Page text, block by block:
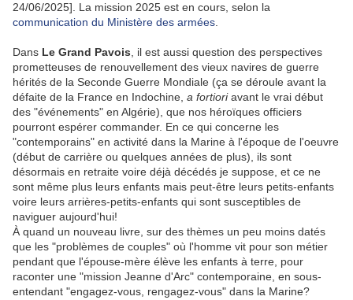
24/06/2025]. La mission 2025 est en cours, selon la
communication du Ministère des armées
Dans Le Grand Pavois , il est aussi question des perspectives
prometteuses de renouvellement des vieux navires de guerre
hérités de la Seconde Guerre Mondiale (ça se déroule avant la
défaite de la France en Indochine, a fortioriavant le vrai début
des "événements" en Algérie), que nos héroïques officiers
pourront espérer commander. En ce qui concerne les
"contemporains" en activité dans la Marine à l'époque de l'oeuvre
(début de carrière ou quelques années de plus), ils sont
désormais en retraite voire déjà décédés je suppose, et ce ne
sont même plus leurs enfants mais peut-être leurs petits-enfants
voire leurs arrières-petits-enfants qui sont susceptibles de
naviguer aujourd'hui!
À quand un nouveau livre, sur des thèmes un peu moins datés
que les "problèmes de couples" où l'homme vit pour son métier
pendant que l'épouse-mère élève les enfants à terre, pour
raconter une "mission Jeanne d'Arc" contemporaine, en sous-
entendant "engagez-vous, rengagez-vous" dans la Marine?